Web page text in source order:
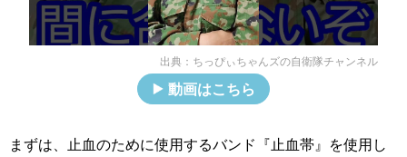
出典： ちっぴぃちゃんズの自衛隊チャンネル
動画はこちら
まずは、止血のために使用するバンド『止血帯』を使用し